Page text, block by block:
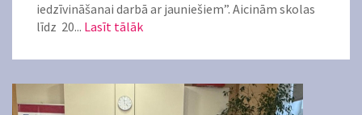
iedzīvināšanai darbā ar jauniešiem”. Aicinām skolas
līdz 20... Lasīt tālāk